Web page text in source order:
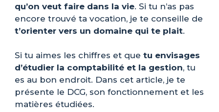
qu’on veut faire dans la vie. Si tu n’as pas
encore trouvé ta vocation, je te conseille de
t’orienter vers un domaine qui te plait.
Si tu aimes les chiffres et que tu envisages
d’étudier la comptabilité et la gestion, tu
es au bon endroit. Dans cet article, je te
présente le DCG, son fonctionnement et les
matières étudiées.